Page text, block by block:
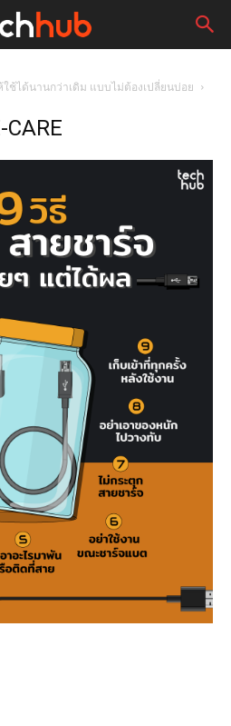
ใช้ได้นานกว่าเดิม แบบไม่ต้องเปลี่ยนบ่อย
CARE